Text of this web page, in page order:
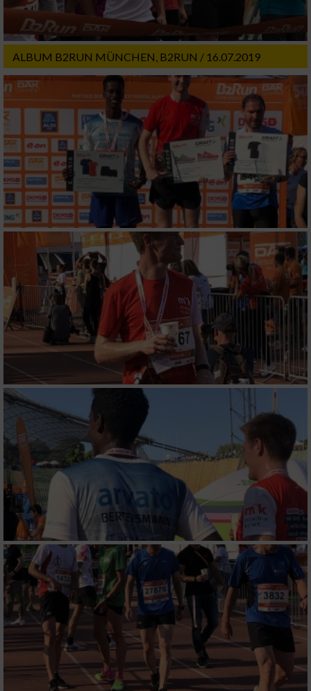
ALBUM B2RUN MÜNCHEN, B2RUN / 16.07.2019
Nicht-IAB-Verarbeitungszwecke:
Notwendig
Performance
Funktional
Werbung